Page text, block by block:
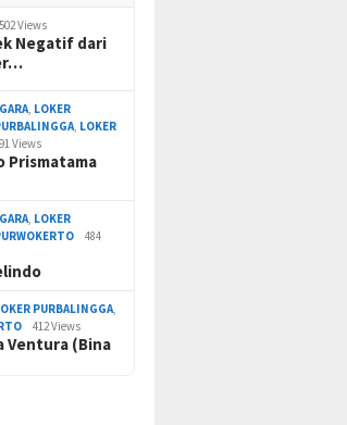
502 Views
Negatif dari
, LOKER
, LOKER
Views
Prismatama
, LOKER
484
PURBALINGGA,
412 Views
Ventura (Bina